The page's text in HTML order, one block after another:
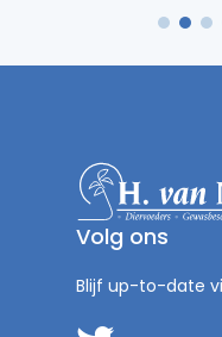
1 2 3
Volg ons
Blijf up-to-date